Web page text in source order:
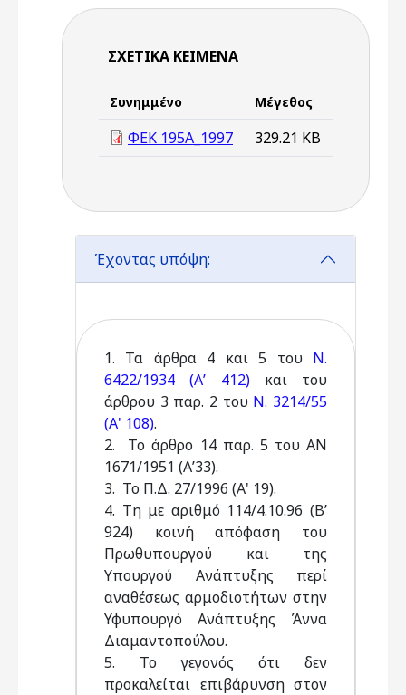
ΣΧΕΤΙΚΆ ΚΕΊΜΕΝΑ
Συνημμένο Μέγεθος
ΦΕΚ 195A_1997 329.21 KB
Έχοντας υπόψη:
1. Τα άρθρα 4 και 5 του Ν.
6422/1934 (Α’ 412)και του
άρθρου 3 παρ. 2 του Ν. 3214/55
(Α' 108).
2. Το άρθρο 14 παρ. 5 του ΑΝ
1671/1951 (Α’33).
3. Το Π.Δ. 27/1996 (Α' 19).
4. Τη με αριθμό 114/4.10.96 (Β’
924) κοινή απόφαση του
Πρωθυπουργού και της
Υπουργού Ανάπτυξης περί
αναθέσεως αρμοδιοτήτων στην
Υφυπουργό Ανάπτυξης Άννα
Διαμαντοπούλου.
5. Το γεγονός ότι δεν
προκαλείται επιβάρυνση στον